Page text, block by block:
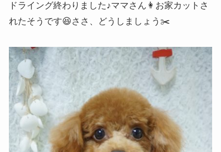
ドライング終わりました♪ママさん👩お家カットさ
れたそうです😆ささ、どうしましょう✂️